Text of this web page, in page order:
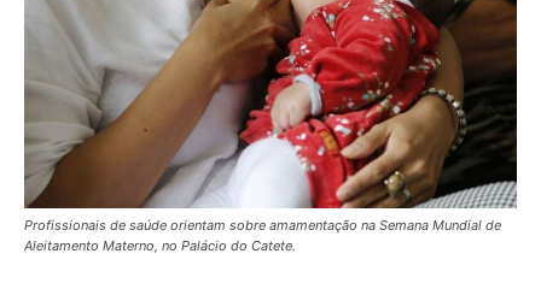
Profissionais de saúde orientam sobre amamentação na Semana Mundial de
Aleitamento Materno, no Palácio do Catete.